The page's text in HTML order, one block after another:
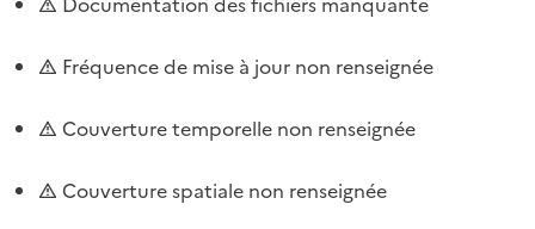
Fréquence de mise à jour non renseignée
Couverture temporelle non renseignée
Couverture spatiale non renseignée